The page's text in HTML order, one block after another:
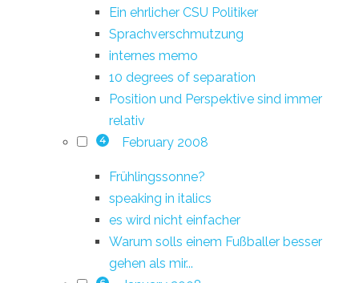
Ein ehrlicher CSU Politiker
Sprachverschmutzung
internes memo
10 degrees of separation
Position und Perspektive sind immer
relativ
4 February 2008
Frühlingssonne?
speaking in italics
es wird nicht einfacher
Warum solls einem Fußballer besser
gehen als mir...